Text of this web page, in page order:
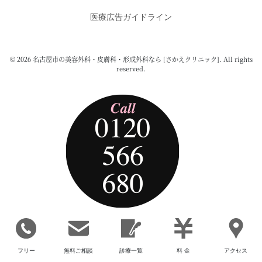
医療広告ガイドライン
© 2026 名古屋市の美容外科・皮膚科・形成外科なら [さかえクリニック]. All rights
reserved.
フリー 無料ご相談 診療一覧 料 金 アクセス